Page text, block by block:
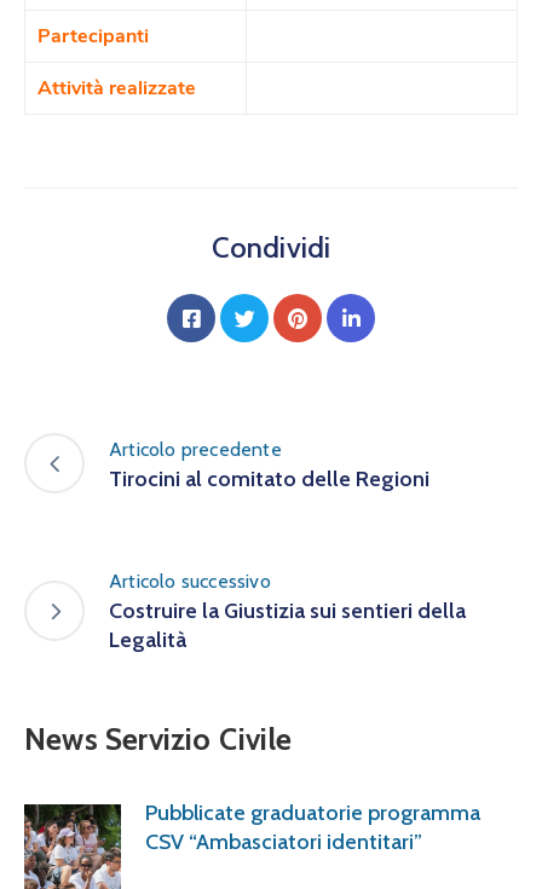
Partecipanti
Attività realizzate
Condividi
Articolo precedente
Tirocini al comitato delle Regioni
Articolo successivo
Costruire la Giustizia sui sentieri della
Legalità
News Servizio Civile
Pubblicate graduatorie programma
CSV “Ambasciatori identitari”